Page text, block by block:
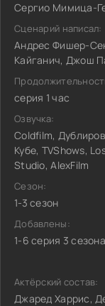
Сергио Мимица-
Сценарий написал:
Андрес Фишер-
Кайганич, Джош
серия 1 час
Озвучка:
Coldfilm,
Кубе, TVShows,
Studio, AlexFilm
Сезон:
1-3 сезон
Добавлены:
1-6 серия 3 сезона
Актёрский состав:
Джаред Харрис,